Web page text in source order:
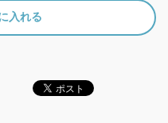
入れる